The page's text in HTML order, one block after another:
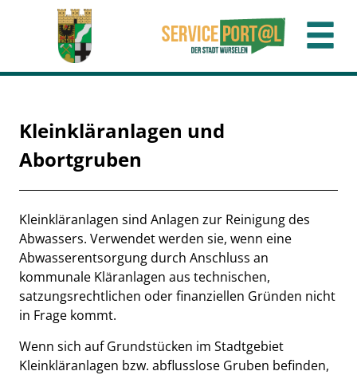
Zum Hauptinhalt springen
Zum Header
Zum Hauptinhalt
Zum Footer
Kleinkläranlagen und
Abortgruben
Beschreibung
Kleinkläranlagen sind Anlagen zur Reinigung des
Abwassers. Verwendet werden sie, wenn eine
Abwasserentsorgung durch Anschluss an
kommunale Kläranlagen aus technischen,
satzungsrechtlichen oder finanziellen Gründen nicht
in Frage kommt.
Wenn sich auf Grundstücken im Stadtgebiet
Kleinkläranlagen bzw. abflusslose Gruben befinden,